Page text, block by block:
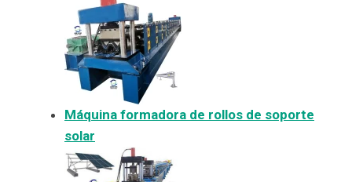
Máquina formadora de rollos de soporte
solar